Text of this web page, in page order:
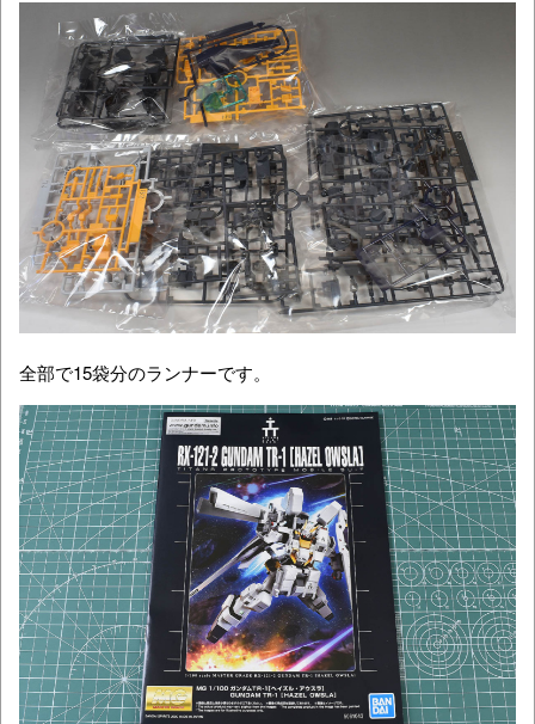
全部で15袋分のランナーです。